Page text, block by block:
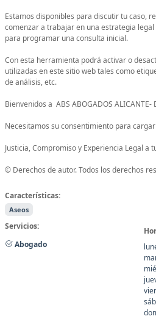
Estamos disponibles para discutir tu caso,
comenzar a trabajar en una estrategia
para programar una consulta inicial.
Con esta herramienta podrá activar o
utilizadas en este sitio web tales como
de análisis, etc.
Bienvenidos a ABS ABOGADOS
Necesitamos su consentimiento para
Justicia, Compromiso y Experiencia Legal a
© Derechos de autor. Todos los derechos
Características:
Aseos
Servicios:
Abogado